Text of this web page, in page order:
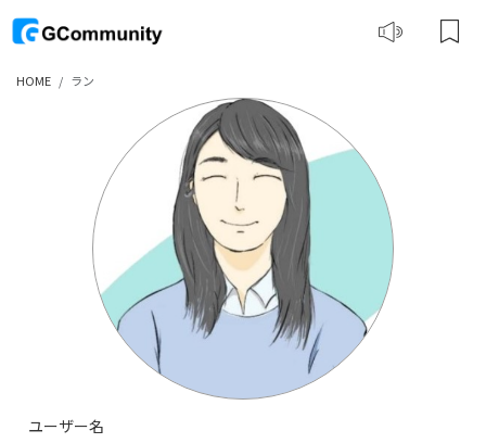
HOME ラン
ユーザー名